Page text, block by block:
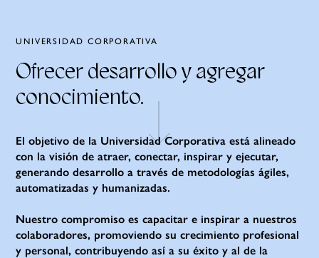
UNIVERSIDAD CORPORATIVA
Ofrecer desarrollo y agregar
conocimiento.
El objetivo de la Universidad Corporativa está alineado
con la visión de atraer, conectar, inspirar y ejecutar,
generando desarrollo a través de metodologías ágiles,
automatizadas y humanizadas.
Nuestro compromiso es capacitar e inspirar a nuestros
colaboradores, promoviendo su crecimiento profesional
y personal, contribuyendo así a su éxito y al de la